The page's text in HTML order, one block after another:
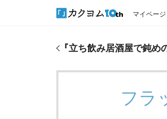
マイページ
『立ち飲み居酒屋で鈍め
フラ